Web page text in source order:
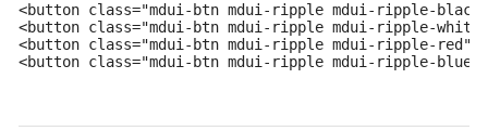
<button class="mdui-btn mdui-ripple mdui-ripple-black
<button class="mdui-btn mdui-ripple mdui-ripple-white
<button class="mdui-btn mdui-ripple mdui-ripple-
<button class="mdui-btn mdui-ripple mdui-ripple-